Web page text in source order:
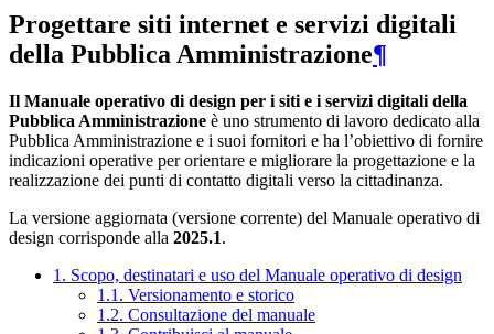
Progettare siti internet e servizi digitali
della Pubblica Amministrazione¶
Il Manuale operativo di design per i siti e i servizi digitali della
Pubblica Amministrazione è uno strumento di lavoro dedicato alla
Pubblica Amministrazione e i suoi fornitori e ha l’obiettivo di fornire
indicazioni operative per orientare e migliorare la progettazione e la
realizzazione dei punti di contatto digitali verso la cittadinanza.
La versione aggiornata (versione corrente) del Manuale operativo di
design corrisponde alla 2025.1.
1. Scopo, destinatari e uso del Manuale operativo di design
1.1. Versionamento e storico
1.2. Consultazione del manuale